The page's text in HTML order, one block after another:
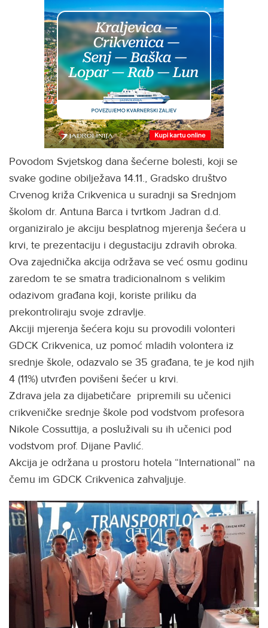
Povodom Svjetskog dana šećerne bolesti, koji se
svake godine obilježava 14.11., Gradsko društvo
Crvenog križa Crikvenica u suradnji sa Srednjom
školom dr. Antuna Barca i tvrtkom Jadran d.d.
organiziralo je akciju besplatnog mjerenja šećera u
krvi, te prezentaciju i degustaciju zdravih obroka.
Ova zajednička akcija održava se već osmu godinu
zaredom te se smatra tradicionalnom s velikim
odazivom građana koji, koriste priliku da
prekontroliraju svoje zdravlje.
Akciji mjerenja šećera koju su provodili volonteri
GDCK Crikvenica, uz pomoć mladih volontera iz
srednje škole, odazvalo se 35 građana, te je kod njih
4 (11%) utvrđen povišeni šećer u krvi.
Zdrava jela za dijabetičare pripremili su učenici
crikveničke srednje škole pod vodstvom profesora
Nikole Cossuttija, a posluživali su ih učenici pod
vodstvom prof. Dijane Pavlić.
Akcija je održana u prostoru hotela “International” na
čemu im GDCK Crikvenica zahvaljuje.